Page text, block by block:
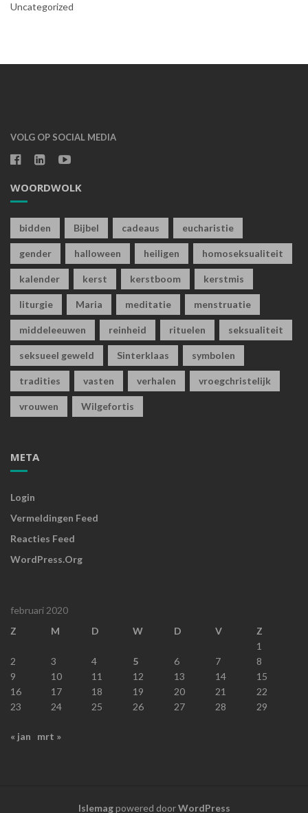
Uncategorized
VOLG OP SOCIAL MEDIA
WOORDWOLK
bidden Bijbel cadeaus eucharistie
gender halloween heiligen homoseksualiteit
kalender kerst kerstboom kerstmis
liturgie Maria meditatie menstruatie
middeleeuwen reinheid rituelen seksualiteit
seksueel geweld Sinterklaas symbolen
tradities vasten verhalen vroegchristelijk
vrouwen Wilgefortis
META
Login
Vermeldingen Feed
Reacties Feed
WordPress.org
februari 2020
Z
M D W D V
Z
1
2
3 4 5 6 7
8
9
10 11 12 13 14
15
16
17 18 19 20 21
22
23
24 25 26 27 28 29
« jan mrt »
Islemagpowered doorWordPress